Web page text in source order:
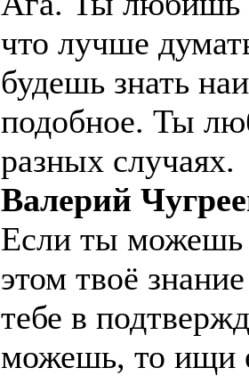
что лучше
будешь знать
подобное. Ты
разных случаях.
Валерий
Если ты можешь
этом твоё
тебе в
можешь, то ищи